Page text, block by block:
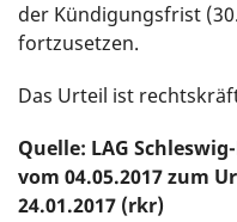
der Kündigungsfrist
fortzusetzen.
Das Urteil ist
Quelle: LAG
vom 04.05.2017 zum
24.01.2017 (rkr)